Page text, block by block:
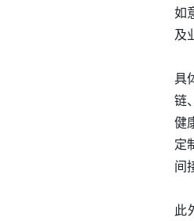
如
及
具
链
健
定
间
此